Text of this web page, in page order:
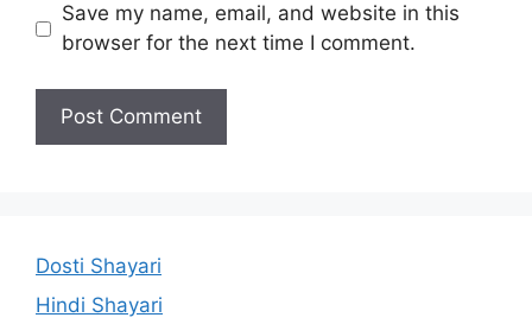
Save my name, email, and website in this
browser for the next time I comment.
Dosti Shayari
Hindi Shayari